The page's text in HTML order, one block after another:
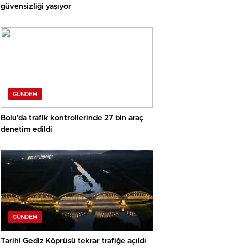
güvensizliği yaşıyor
GÜNDEM
Bolu’da trafik kontrollerinde 27 bin araç
denetim edildi
GÜNDEM
Tarihi Gediz Köprüsü tekrar trafiğe açıldı